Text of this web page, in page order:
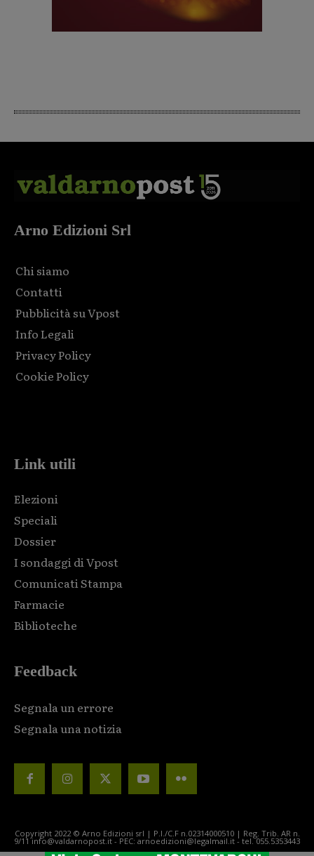
Arno Edizioni Srl
Chi siamo
Contatti
Pubblicità su Vpost
Info Legali
Privacy Policy
Cookie Policy
Link utili
Elezioni
Speciali
Dossier
I sondaggi di Vpost
Comunicati Stampa
Farmacie
Biblioteche
Feedback
Segnala un errore
Segnala una notizia
Copyright 2022 © Arno Edizioni srl | P.I./C.F n.02314000510 | Reg. Trib. AR n.
9/11 info@valdarnopost.it - PEC: arnoedizioni@legalmail.it - tel. 055.5353443